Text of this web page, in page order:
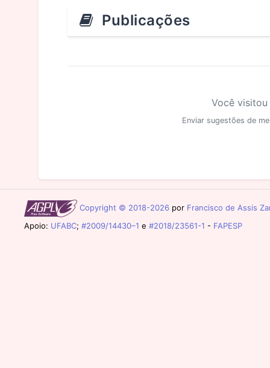
Publicações
Você
Enviar sugestões de
Copyright © 2018-2026 por Francisco de Assis
Apoio: UFABC; #2009/14430–1 e #2018/23561-1 - FAPESP